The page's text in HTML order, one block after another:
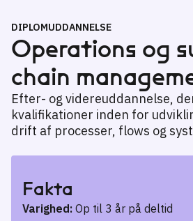
DIPLOMUDDANNELSE
Operations og
chain
Efter- og videreuddannelse,
kvalifikationer inden for
drift af processer, flows og
Fakta
Varighed: Op til 3 år på deltid